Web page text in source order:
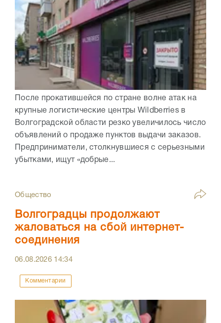
После прокатившейся по стране волне атак на
крупные логистические центры Wildberries в
Волгоградской области резко увеличилось число
объявлений о продаже пунктов выдачи заказов.
Предприниматели, столкнувшиеся с серьезными
убытками, ищут «добрые...
Общество
Волгоградцы продолжают
жаловаться на сбой интернет-
соединения
06.08.2026 14:34
Комментарии